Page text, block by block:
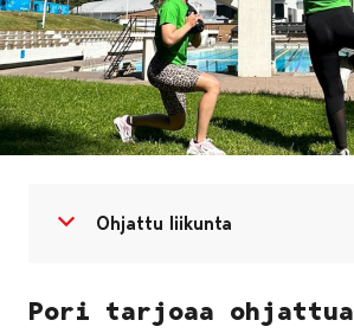
Avaa valikko
Sulje valikko
Ohjattu liikunta
Pori tarjoaa ohjattua